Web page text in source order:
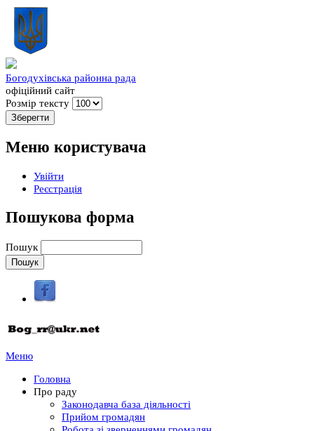
Богодухівська районна рада
офіційний сайт
Розмір тексту
Меню користувача
Увійти
Реєстрація
Пошукова форма
Пошук
Меню
Головна
Про раду
Законодавча база діяльності
Прийом громадян